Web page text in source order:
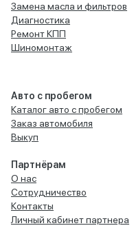
Замена масла и фильтров
Диагностика
Ремонт КПП
Шиномонтаж
Авто с пробегом
Каталог авто с пробегом
Заказ автомобиля
Выкуп
Партнёрам
О нас
Сотрудничество
Контакты
Личный кабинет партнера